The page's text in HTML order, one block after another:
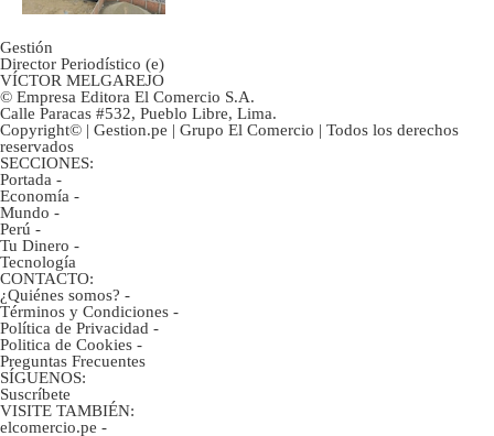
Gestión
Director Periodístico (e)
VÍCTOR MELGAREJO
© Empresa Editora El Comercio S.A.
Calle Paracas #532, Pueblo Libre, Lima.
Copyright© | Gestion.pe | Grupo El Comercio | Todos los derechos
reservados
SECCIONES:
Portada -
Economía -
Mundo -
Perú -
Tu Dinero -
Tecnología
CONTACTO:
¿Quiénes somos? -
Términos y Condiciones -
Política de Privacidad -
Politica de Cookies -
Preguntas Frecuentes
SÍGUENOS:
Suscríbete
VISITE TAMBIÉN:
elcomercio.pe -